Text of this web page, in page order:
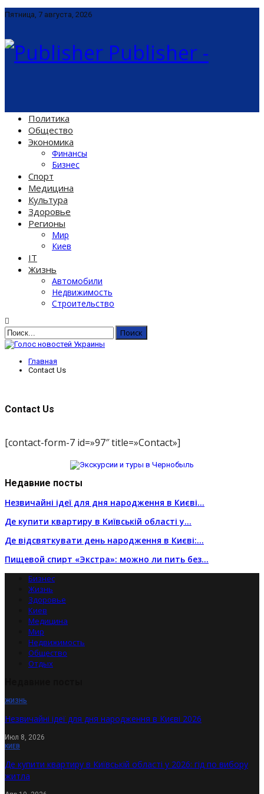
Пятница, 7 августа, 2026
Publisher -
Политика
Общество
Экономика
Финансы
Бизнес
Спорт
Медицина
Культура
Здоровье
Регионы
Мир
Киев
IT
Жизнь
Автомобили
Недвижимость
Строительство
Главная
Contact Us
Contact Us
[contact-form-7 id=»97″ title=»Contact»]
Недавние посты
Незвичайні ідеї для дня народження в Києві…
Де купити квартиру в Київській області у…
Де відсвяткувати день народження в Києві:…
Пищевой спирт «Экстра»: можно ли пить без…
Бизнес
Жизнь
Здоровье
Киев
Медицина
Мир
Недвижимость
Общество
Отдых
ЖИЗНЬ
Незвичайні ідеї для дня народження в Києві 2026
Июл 8, 2026
КИЕВ
Де купити квартиру в Київській області у 2026: гід по вибору
житла